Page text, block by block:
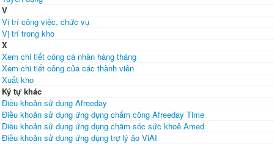
V
Vị trí công việc, chức vụ
Vị trí trong kho
X
Xem chi tiết công cá nhân hàng tháng
Xem chi tiết công của các thành viên
Xuất kho
Ký tự khác
Điều khoản sử dụng Afreeday
Điều khoản sử dụng ứng dụng chấm công Afreeday Time
Điều khoản sử dụng ứng dụng chăm sóc sức khoẻ Amed
Điều khoản sử dụng ứng dụng trợ lý ảo ViAI